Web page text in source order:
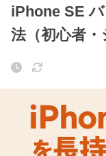
iPhone SE
法（初心者・